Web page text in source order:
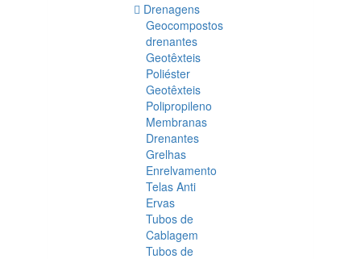
Drenagens
Geocompostos
drenantes
Geotêxteis
Poliéster
Geotêxteis
Polipropileno
Membranas
Drenantes
Grelhas
Enrelvamento
Telas Anti
Ervas
Tubos de
Cablagem
Tubos de